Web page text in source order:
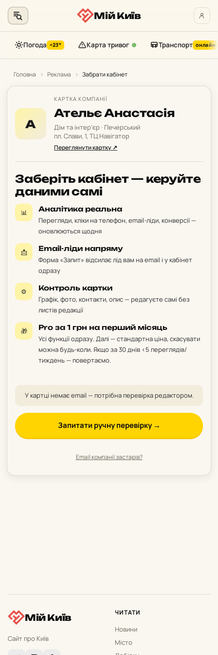
контенту
Мій Київ
Погода +23° Карта тривог Транспорт онлайн
Головна › Реклама › Забрати кабінет
А
КАРТКА КОМПАНІЇ
Ательє Анастасія
Дім та інтер'єр · Печерський
пл. Слави, 1, ТЦ Навігатор
Переглянути картку ↗
Заберіть кабінет — керуйте
даними самі
📊 Аналітика реальна
Перегляди, кліки на телефон, email-ліди, конверсії —
оновлюються щодня
📩 Email-ліди напряму
Форма «Запит» відсилає лід вам на email і у кабінет
одразу
⚙️ Контроль картки
Графік, фото, контакти, опис — редагуєте самі без
листів редакції
🎁 Pro за 1 грн на перший місяць
Усі функції одразу. Далі — стандартна ціна, скасувати
можна будь-коли. Якщо за 30 днів <5 переглядів/
тиждень — повертаємо.
У картці немає email — потрібна перевірка редактором.
Запитати ручну перевірку →
Email компанії застарів?
Мій Київ
Сайт про Київ
ЧИТАТИ
Новини
Місто